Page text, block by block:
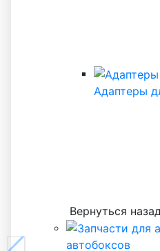
Адаптеры
Вернуться назад
автобоксов